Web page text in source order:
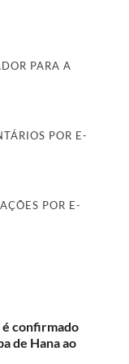
PARA A
POR E-
POR E-
é confirmado
de Hana ao